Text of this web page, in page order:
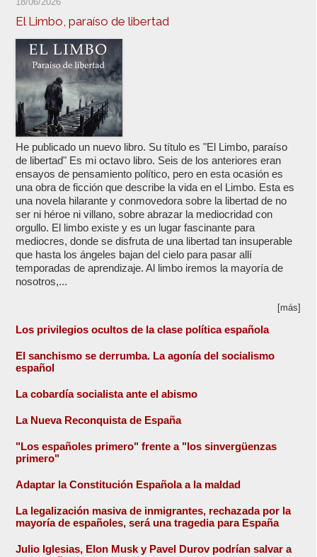
El Limbo, paraíso de libertad
He publicado un nuevo libro. Su título es "El Limbo, paraíso
de libertad" Es mi octavo libro. Seis de los anteriores eran
ensayos de pensamiento político, pero en esta ocasión es
una obra de ficción que describe la vida en el Limbo. Esta es
una novela hilarante y conmovedora sobre la libertad de no
ser ni héroe ni villano, sobre abrazar la mediocridad con
orgullo. El limbo existe y es un lugar fascinante para
mediocres, donde se disfruta de una libertad tan insuperable
que hasta los ángeles bajan del cielo para pasar allí
temporadas de aprendizaje. Al limbo iremos la mayoría de
nosotros,...
[más]
Los privilegios ocultos de la clase política española
El sanchismo se derrumba. La agonía del socialismo
español
La cobardía socialista ante el abismo
La Nueva Reconquista de España
"Los españoles primero" frente a "los sinvergüenzas
primero"
Adaptar la Constitución Española a la maldad
La legalización masiva de inmigrantes, rechazada por la
mayoría de españoles, será una tragedia para España
Julio Iglesias, Elon Musk y Pavel Durov podrían salvar a